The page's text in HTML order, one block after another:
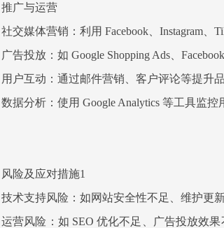
推广与运营
社交媒体营销：利用 Facebook、Instagram、
广告投放：如 Google Shopping Ads、
用户互动：通过邮件营销、客户评论等提升品
数据分析：使用 Google Analytics 等工具监
风险及应对措施1
技术支持风险：如网站安全性不足、维护更
运营风险：如 SEO 优化不足、广告投放效